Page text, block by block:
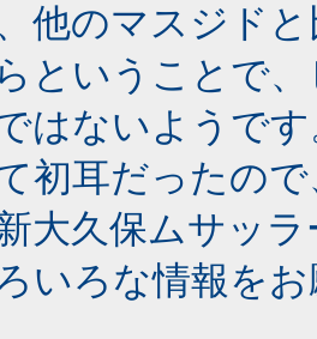
他のマスジド
ということで
はないようで
初耳だったの
大久保ムサッ
いろな情報を